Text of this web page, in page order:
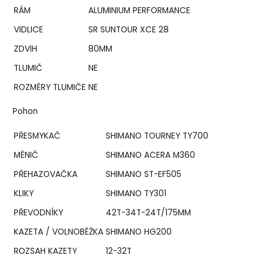
RÁM
ALUMINIUM PERFORMANCE
VIDLICE
SR SUNTOUR XCE 28
ZDVIH
80MM
TLUMIČ
NE
ROZMĚRY TLUMIČE NE
Pohon
PŘESMYKAČ
SHIMANO TOURNEY TY700
MĚNIČ
SHIMANO ACERA M360
PŘEHAZOVAČKA
SHIMANO ST-EF505
KLIKY
SHIMANO TY301
PŘEVODNÍKY
42T-34T-24T/175MM
KAZETA / VOLNOBĚŽKA SHIMANO HG200
ROZSAH KAZETY
12-32T